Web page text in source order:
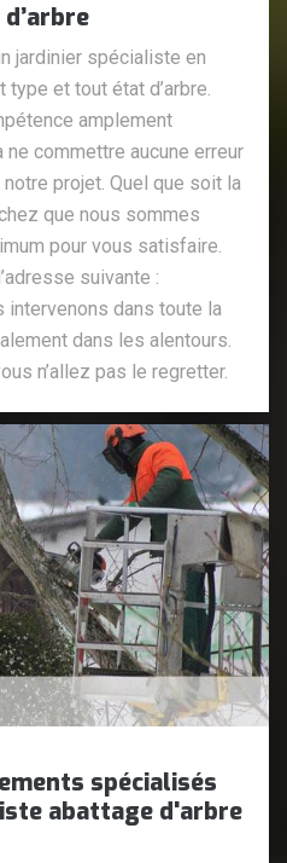
jardinier spécialiste en
type et tout état d’arbre.
amplement
commettre aucune erreur
projet. Quel que soit la
que nous sommes
pour vous satisfaire.
suivante :
intervenons dans toute la
dans les alentours.
n’allez pas le regretter.
spécialisés
abattage d'arbre